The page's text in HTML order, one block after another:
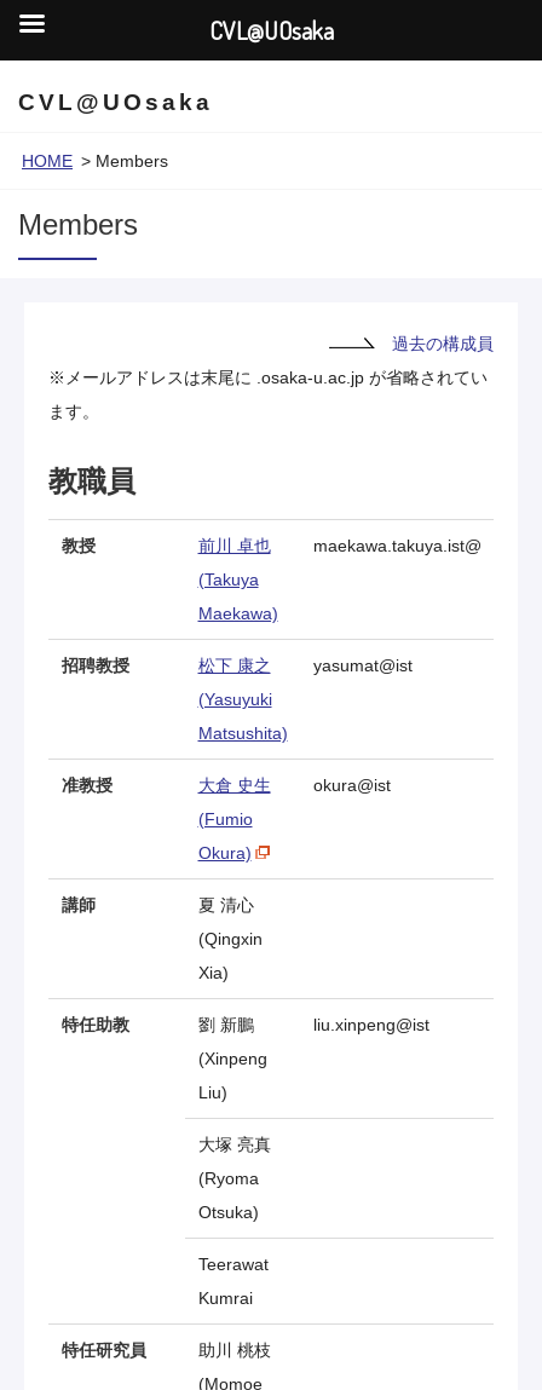
CVL@UOsaka
HOME > Members
Members
過去の構成員
※メールアドレスは末尾に .osaka-u.ac.jp が省略されてい
ます。
教職員
教授
前川 卓也
(Takuya
Maekawa)
maekawa.takuya.ist@
招聘教授
松下 康之
(Yasuyuki
Matsushita)
yasumat@ist
准教授
大倉 史生
(Fumio
Okura)
okura@ist
講師
夏 清心
(Qingxin
Xia)
特任助教
劉 新鵬
(Xinpeng
Liu)
liu.xinpeng@ist
大塚 亮真
(Ryoma
Otsuka)
Teerawat
Kumrai
特任研究員
助川 桃枝
(Momoe
CVL@UOsaka